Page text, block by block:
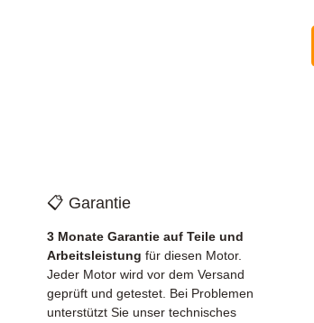
📋 Garantie
3 Monate Garantie auf Teile und
Arbeitsleistung für diesen Motor.
Jeder Motor wird vor dem Versand
geprüft und getestet. Bei Problemen
unterstützt Sie unser technisches